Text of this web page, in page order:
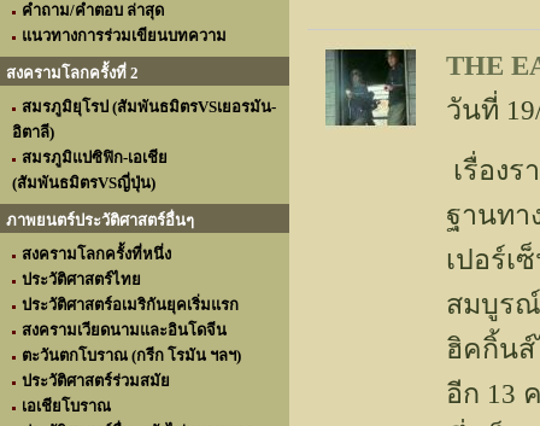
คำถาม/คำตอบ ล่าสุด
แนวทางการร่วมเขียนบทความ
สงครามโลกครั้งที่ 2
สมรภูมิยุโรป (สัมพันธมิตรVSเยอรมัน-
อิตาลี)
สมรภูมิแปซิฟิก-เอเชีย
(สัมพันธมิตรVSญี่ปุ่น)
ภาพยนตร์ประวัติศาสตร์อื่นๆ
สงครามโลกครั้งที่หนึ่ง
ประวัติศาสตร์ไทย
ประวัติศาสตร์อเมริกันยุคเริ่มแรก
สงครามเวียดนามและอินโดจีน
ตะวันตกโบราณ (กรีก โรมัน ฯลฯ)
ประวัติศาสตร์ร่วมสมัย
เอเชียโบราณ
THE
วันที่
เรื่อง
ฐานทา
เปอร์เ
สมบูรณ์
ฮิคกิ้นส์
อีก 13